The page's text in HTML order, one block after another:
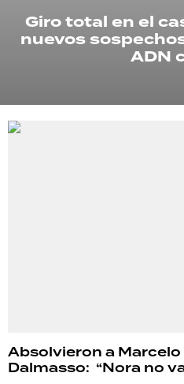
Giro total en el
nuevos
ADN
Absolvieron a
Dalmasso: “Nora no
RECETAS
PALABRAS